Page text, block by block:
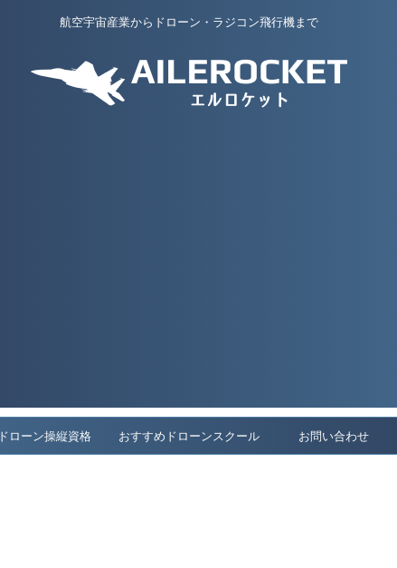
航空宇宙産業からドローン・ラジコン飛行機まで
ドローン操縦資格 おすすめドローンスクール お問い合わせ